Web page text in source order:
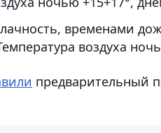
временами
воздуха
предварительный